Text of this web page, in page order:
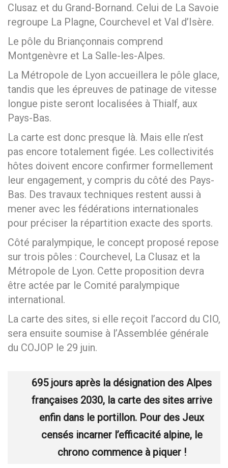
Clusaz et du Grand-Bornand. Celui de La Savoie
regroupe La Plagne, Courchevel et Val d’Isère.
Le pôle du Briançonnais comprend
Montgenèvre et La Salle-les-Alpes.
La Métropole de Lyon accueillera le pôle glace,
tandis que les épreuves de patinage de vitesse
longue piste seront localisées à Thialf, aux
Pays-Bas.
La carte est donc presque là. Mais elle n’est
pas encore totalement figée. Les collectivités
hôtes doivent encore confirmer formellement
leur engagement, y compris du côté des Pays-
Bas. Des travaux techniques restent aussi à
mener avec les fédérations internationales
pour préciser la répartition exacte des sports.
Côté paralympique, le concept proposé repose
sur trois pôles : Courchevel, La Clusaz et la
Métropole de Lyon. Cette proposition devra
être actée par le Comité paralympique
international.
La carte des sites, si elle reçoit l’accord du CIO,
sera ensuite soumise à l’Assemblée générale
du COJOP le 29 juin.
695 jours après la désignation des Alpes
françaises 2030, la carte des sites arrive
enfin dans le portillon. Pour des Jeux
censés incarner l’efficacité alpine, le
chrono commence à piquer !